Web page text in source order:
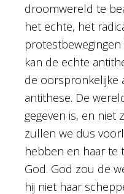
droomwereld te
het echte, het
kan de echte
de oorspronkelijke
antithese. De
gegeven is, en niet
zullen we dus
hebben en haar te
God. God zou de
hij niet haar